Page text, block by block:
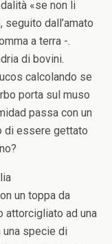
«se non li
dall’amato
a terra -.
di bovini.
calcolando se
porta sul muso
passa con un
di essere gettato
un toppa da
attorcigliato ad una
una specie di